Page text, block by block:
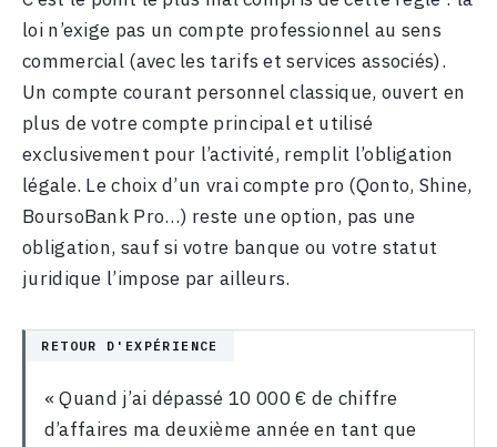
loi n’exige pas un compte professionnel au sens
commercial (avec les tarifs et services associés).
Un compte courant personnel classique, ouvert en
plus de votre compte principal et utilisé
exclusivement pour l’activité, remplit l’obligation
légale. Le choix d’un vrai compte pro (Qonto, Shine,
BoursoBank Pro…) reste une option, pas une
obligation, sauf si votre banque ou votre statut
juridique l’impose par ailleurs.
« Quand j’ai dépassé 10 000 € de chiffre
d’affaires ma deuxième année en tant que